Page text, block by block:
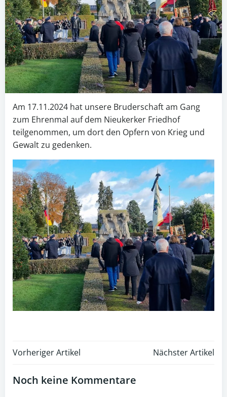
Am 17.11.2024 hat unsere Bruderschaft am Gang
zum Ehrenmal auf dem Nieukerker Friedhof
teilgenommen, um dort den Opfern von Krieg und
Gewalt zu gedenken.
Post
navigation
Vorheriger Artikel
Post
navigation
Nächster Artikel
Noch keine Kommentare